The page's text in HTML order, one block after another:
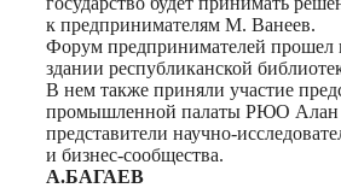
к предпринимателям М. Ванеев.
Форум предпринимателей прошел
здании республиканской
В нем также приняли участие
промышленной палаты РЮО Алан
представители научно-
и бизнес-сообщества.
А.БАГАЕВ